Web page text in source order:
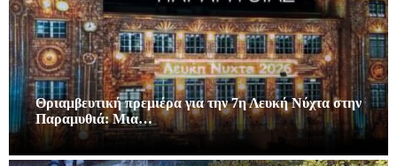
Θριαμβευτική πρεμιέρα για την 7η Λευκή Νύχτα στην
Παραμυθιά: Μια…